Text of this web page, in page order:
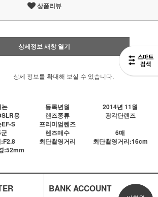
상품리뷰
상세정보 새창 열기
상세 정보를 확대해 보실 수 있습니다.
등록년월
2014년 11월
용 렌즈종류
광각단렌즈
S
프리미엄렌즈
렌즈매수
6매
최단촬영거리
최단촬영거리:16cm
:52mm
BANK ACCOUNT